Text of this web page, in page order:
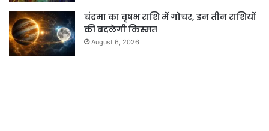
चंद्रमा का वृषभ राशि में गोचर, इन तीन राशियों
की बदलेगी किस्मत
August 6, 2026